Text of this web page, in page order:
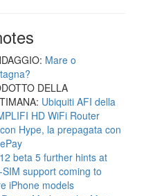
Mare o
DELLA
Ubiquiti AFI della
HD WiFi Router
Hype, la prepagata con
beta 5 further hints at
SIM support coming to
iPhone models